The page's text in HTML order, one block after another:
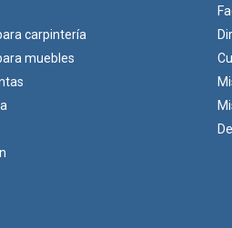
carpintería
muebles